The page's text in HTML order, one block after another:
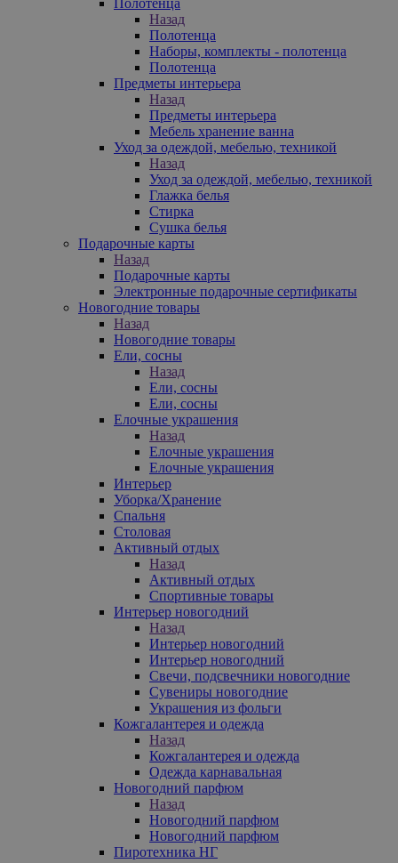
Назад
Полотенца
Наборы, комплекты - полотенца
Полотенца
Предметы интерьера
Назад
Предметы интерьера
Мебель хранение ванна
Уход за одеждой, мебелью, техникой
Назад
Уход за одеждой, мебелью, техникой
Глажка белья
Стирка
Сушка белья
Подарочные карты
Назад
Подарочные карты
Электронные подарочные сертификаты
Новогодние товары
Назад
Новогодние товары
Ели, сосны
Назад
Ели, сосны
Ели, сосны
Елочные украшения
Назад
Елочные украшения
Елочные украшения
Интерьер
Уборка/Хранение
Спальня
Столовая
Активный отдых
Назад
Активный отдых
Спортивные товары
Интерьер новогодний
Назад
Интерьер новогодний
Интерьер новогодний
Свечи, подсвечники новогодние
Сувениры новогодние
Украшения из фольги
Кожгалантерея и одежда
Назад
Кожгалантерея и одежда
Одежда карнавальная
Новогодний парфюм
Назад
Новогодний парфюм
Новогодний парфюм
Пиротехника НГ